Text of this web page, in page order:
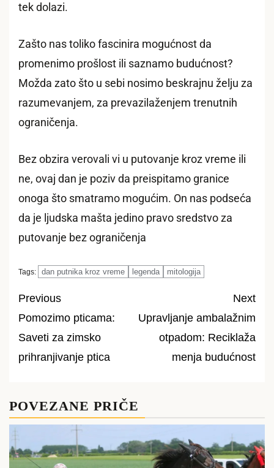
tek dolazi.
Zašto nas toliko fascinira mogućnost da
promenimo prošlost ili saznamo budućnost?
Možda zato što u sebi nosimo beskrajnu želju za
razumevanjem, za prevazilaženjem trenutnih
ograničenja.
Bez obzira verovali vi u putovanje kroz vreme ili
ne, ovaj dan je poziv da preispitamo granice
onoga što smatramo mogućim. On nas podseća
da je ljudska mašta jedino pravo sredstvo za
putovanje bez ograničenja
Tags: dan putnika kroz vreme legenda mitologija
Post
navigation
Previous
Pomozimo pticama:
Saveti za zimsko
prihranjivanje ptica
Next
Upravljanje ambalažnim
otpadom: Reciklaža
menja budućnost
POVEZANE PRIČE